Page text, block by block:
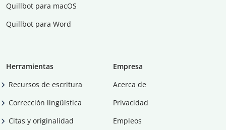
Quillbot para macOS
Quillbot para Word
Herramientas
Recursos de escritura
Corrección lingüística
Citas y originalidad
Empresa
Acerca de
Privacidad
Empleos